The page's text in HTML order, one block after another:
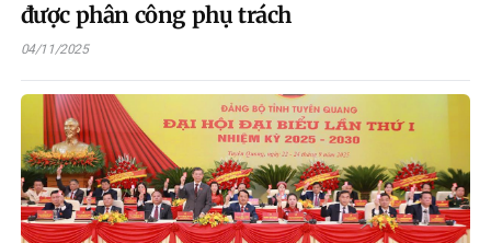
được phân công phụ trách
04/11/2025